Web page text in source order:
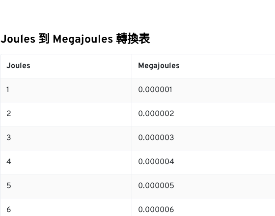
Joules 到 Megajoules 轉換表
Joules Megajoules
1 0.000001
2 0.000002
3 0.000003
4 0.000004
5 0.000005
6 0.000006